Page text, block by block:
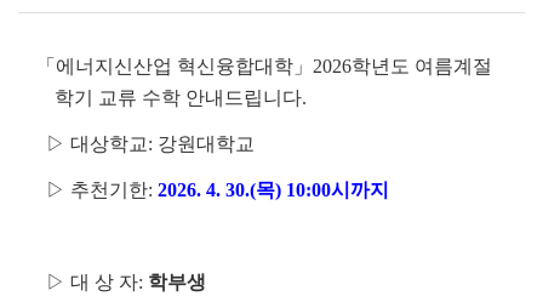
「에너지신산업 혁신융합대학」2026학년도 여름계절
학기 교류 수학 안내드립니다.
▷ 대상학교: 강원대학교
▷ 추천기한: 2026. 4. 30.(목) 10:00시까지
▷ 대 상 자: 학부생